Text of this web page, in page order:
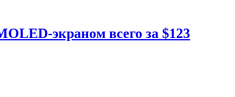
экраном всего за $123